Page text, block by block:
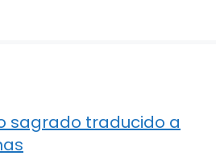
sagrado traducido a